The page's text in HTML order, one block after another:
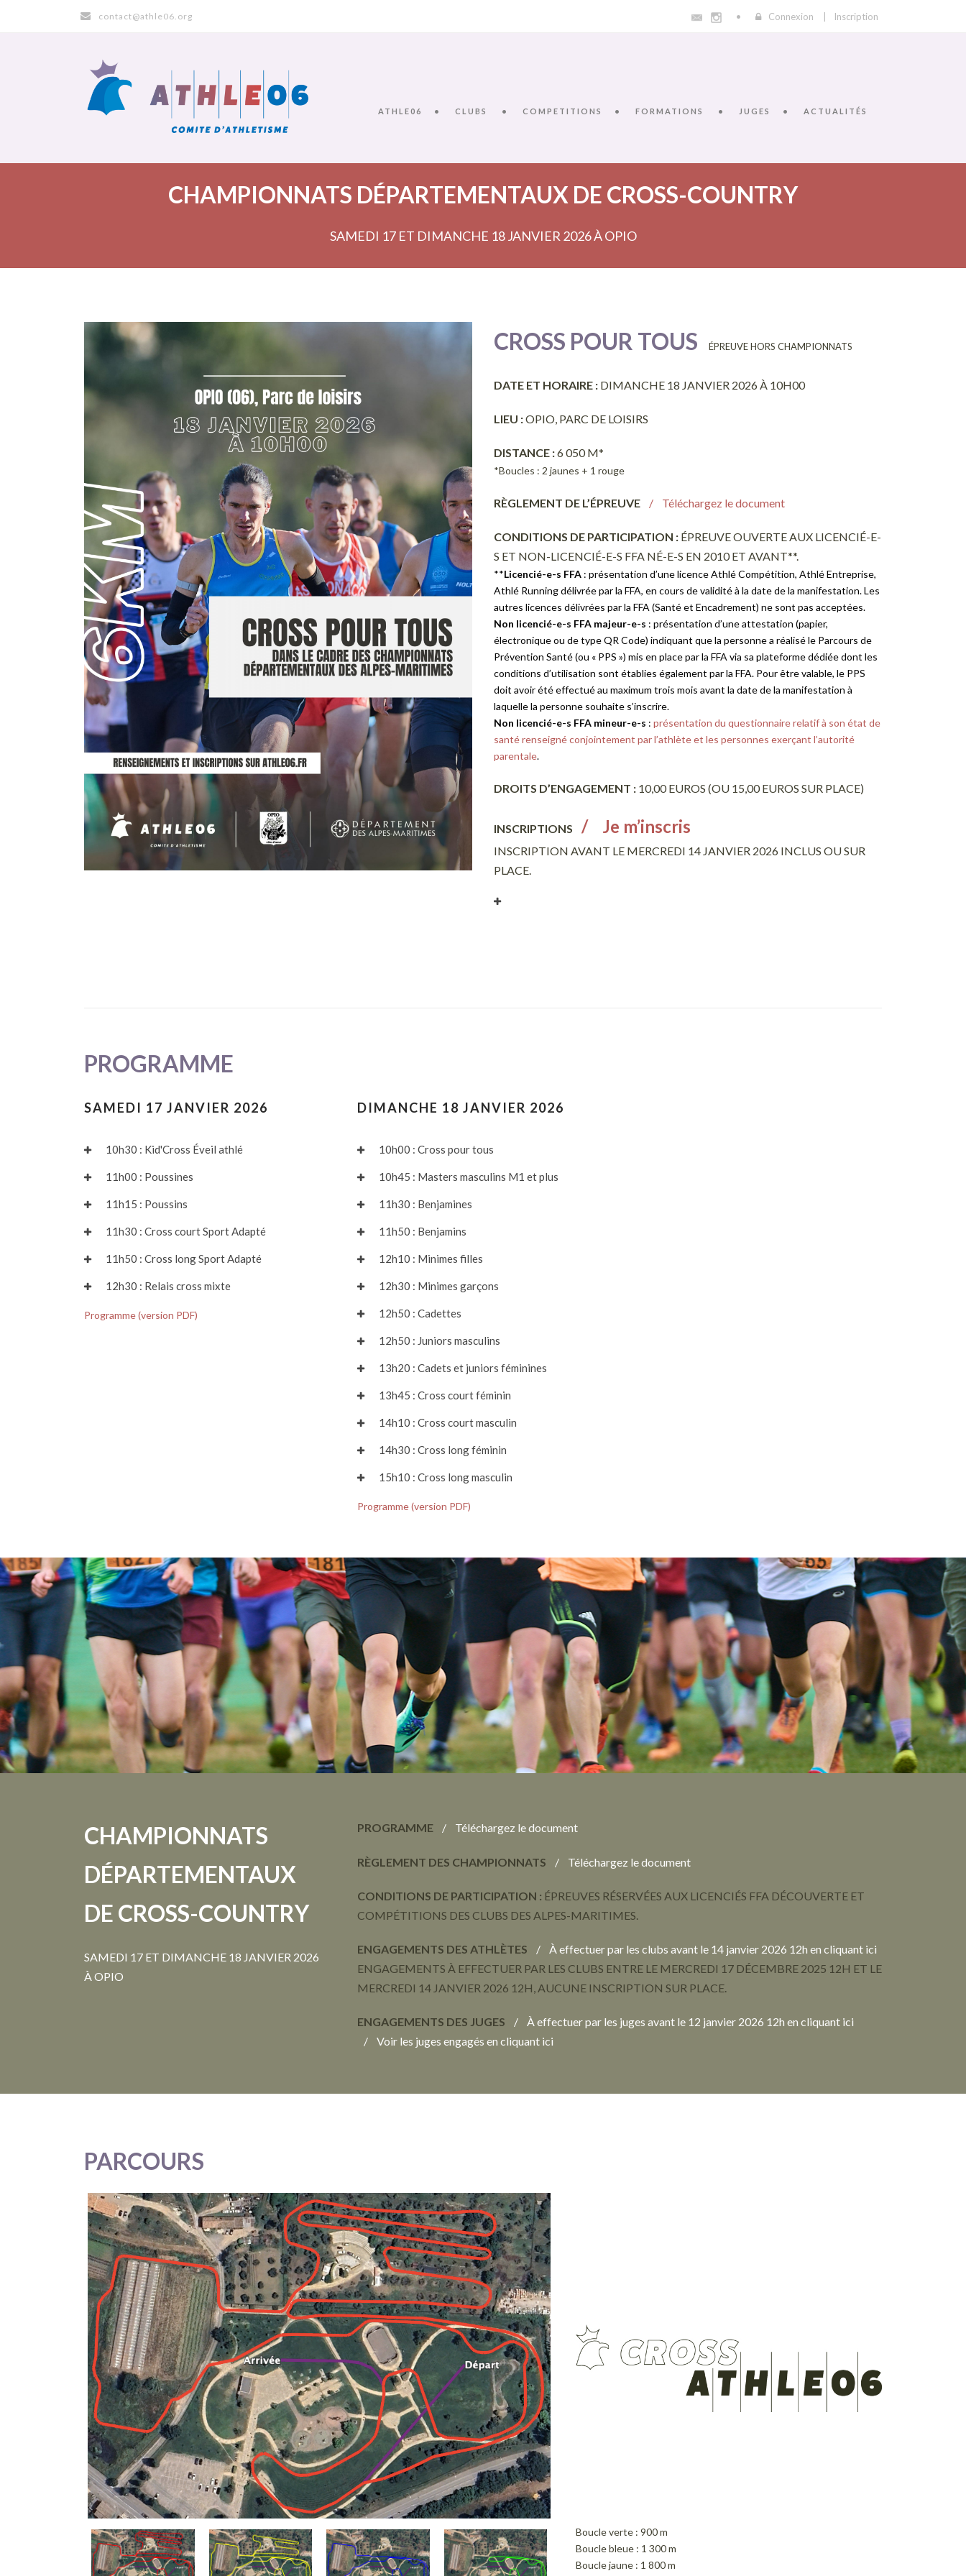
contact@athle06.org Connexion Inscription
ATHLE06 CLUBS COMPETITIONS FORMATIONS JUGES ACTUALITÉS
CHAMPIONNATS DÉPARTEMENTAUX DE CROSS-COUNTRY
SAMEDI 17 ET DIMANCHE 18 JANVIER 2026 À OPIO
CROSS POUR TOUS ÉPREUVE HORS CHAMPIONNATS
DATE ET HORAIRE : DIMANCHE 18 JANVIER 2026 À 10H00
LIEU :OPIO, PARC DE LOISIRS
DISTANCE :6 050 M*
*Boucles : 2 jaunes + 1 rouge
RÈGLEMENT DE L’ÉPREUVE / Téléchargez ledocument
CONDITIONS DE PARTICIPATION : ÉPREUVE OUVERTE AUX LICENCIÉ-E-
S ET NON-LICENCIÉ-E-S FFA NÉ-E-S EN 2010 ET AVANT**.
**Licencié-e-s FFA : présentation d’une licence Athlé Compétition, Athlé Entreprise,
Athlé Running délivrée par la FFA, en cours de validité à la date de la manifestation. Les
autres licences délivrées par la FFA (Santé et Encadrement) ne sont pas acceptées.
Non licencié-e-s FFA majeur-e-s : présentation d’une attestation (papier,
électronique ou de type QR Code) indiquant que la personne a réalisé le Parcours de
Prévention Santé (ou « PPS ») mis en place par la FFA via sa plateforme dédiée dont les
conditions d’utilisation sont établies également par la FFA. Pour être valable, le PPS
doit avoir été effectué au maximum trois mois avant la date de la manifestation à
laquelle la personne souhaite s’inscrire.
Non licencié-e-s FFA mineur-e-s : présentation du questionnaire relatif à son état de
santé renseigné conjointement par l’athlète et les personnes exerçant l’autorité
parentale.
DROITS D’ENGAGEMENT : 10,00 EUROS (OU 15,00 EUROS SUR PLACE)
INSCRIPTIONS / Je m’inscris
INSCRIPTION AVANT LE MERCREDI 14 JANVIER 2026 INCLUS OU SUR
PLACE.
PROGRAMME
SAMEDI 17 JANVIER 2026
10h30 : Kid'Cross Éveil athlé
11h00 : Poussines
11h15 : Poussins
11h30 : Cross court Sport Adapté
11h50 : Cross long Sport Adapté
12h30 : Relais cross mixte
Programme (version PDF)
DIMANCHE 18 JANVIER 2026
10h00 : Cross pour tous
10h45 : Masters masculins M1 et plus
11h30 : Benjamines
11h50 : Benjamins
12h10 : Minimes filles
12h30 : Minimes garçons
12h50 : Cadettes
12h50 : Juniors masculins
13h20 : Cadets et juniors féminines
13h45 : Cross court féminin
14h10 : Cross court masculin
14h30 : Cross long féminin
15h10 : Cross long masculin
Programme (version PDF)
CHAMPIONNATS
DÉPARTEMENTAUX
DE CROSS-COUNTRY
SAMEDI 17 ET DIMANCHE 18 JANVIER 2026
À OPIO
PROGRAMME / Téléchargez le document
RÈGLEMENT DES CHAMPIONNATS / Téléchargez le document
CONDITIONS DE PARTICIPATION : ÉPREUVES RÉSERVÉES AUX LICENCIÉS FFA DÉCOUVERTE ET
COMPÉTITIONS DES CLUBS DES ALPES-MARITIMES.
ENGAGEMENTS DES ATHLÈTES
/ À effectuer par les clubs avant le 14 janvier 2026 12h en cliquant ici
ENGAGEMENTS À EFFECTUER PAR LES CLUBS ENTRE LE MERCREDI 17 DÉCEMBRE 2025 12H ET LE
MERCREDI 14 JANVIER 2026 12H, AUCUNE INSCRIPTION SUR PLACE.
ENGAGEMENTS DES JUGES
/ À effectuer par les juges avant le 12 janvier 2026 12h en cliquant ici
/ Voir les juges engagés en cliquant ici
PARCOURS
Boucle verte : 900 m
Boucle bleue : 1 300 m
Boucle jaune : 1 800 m